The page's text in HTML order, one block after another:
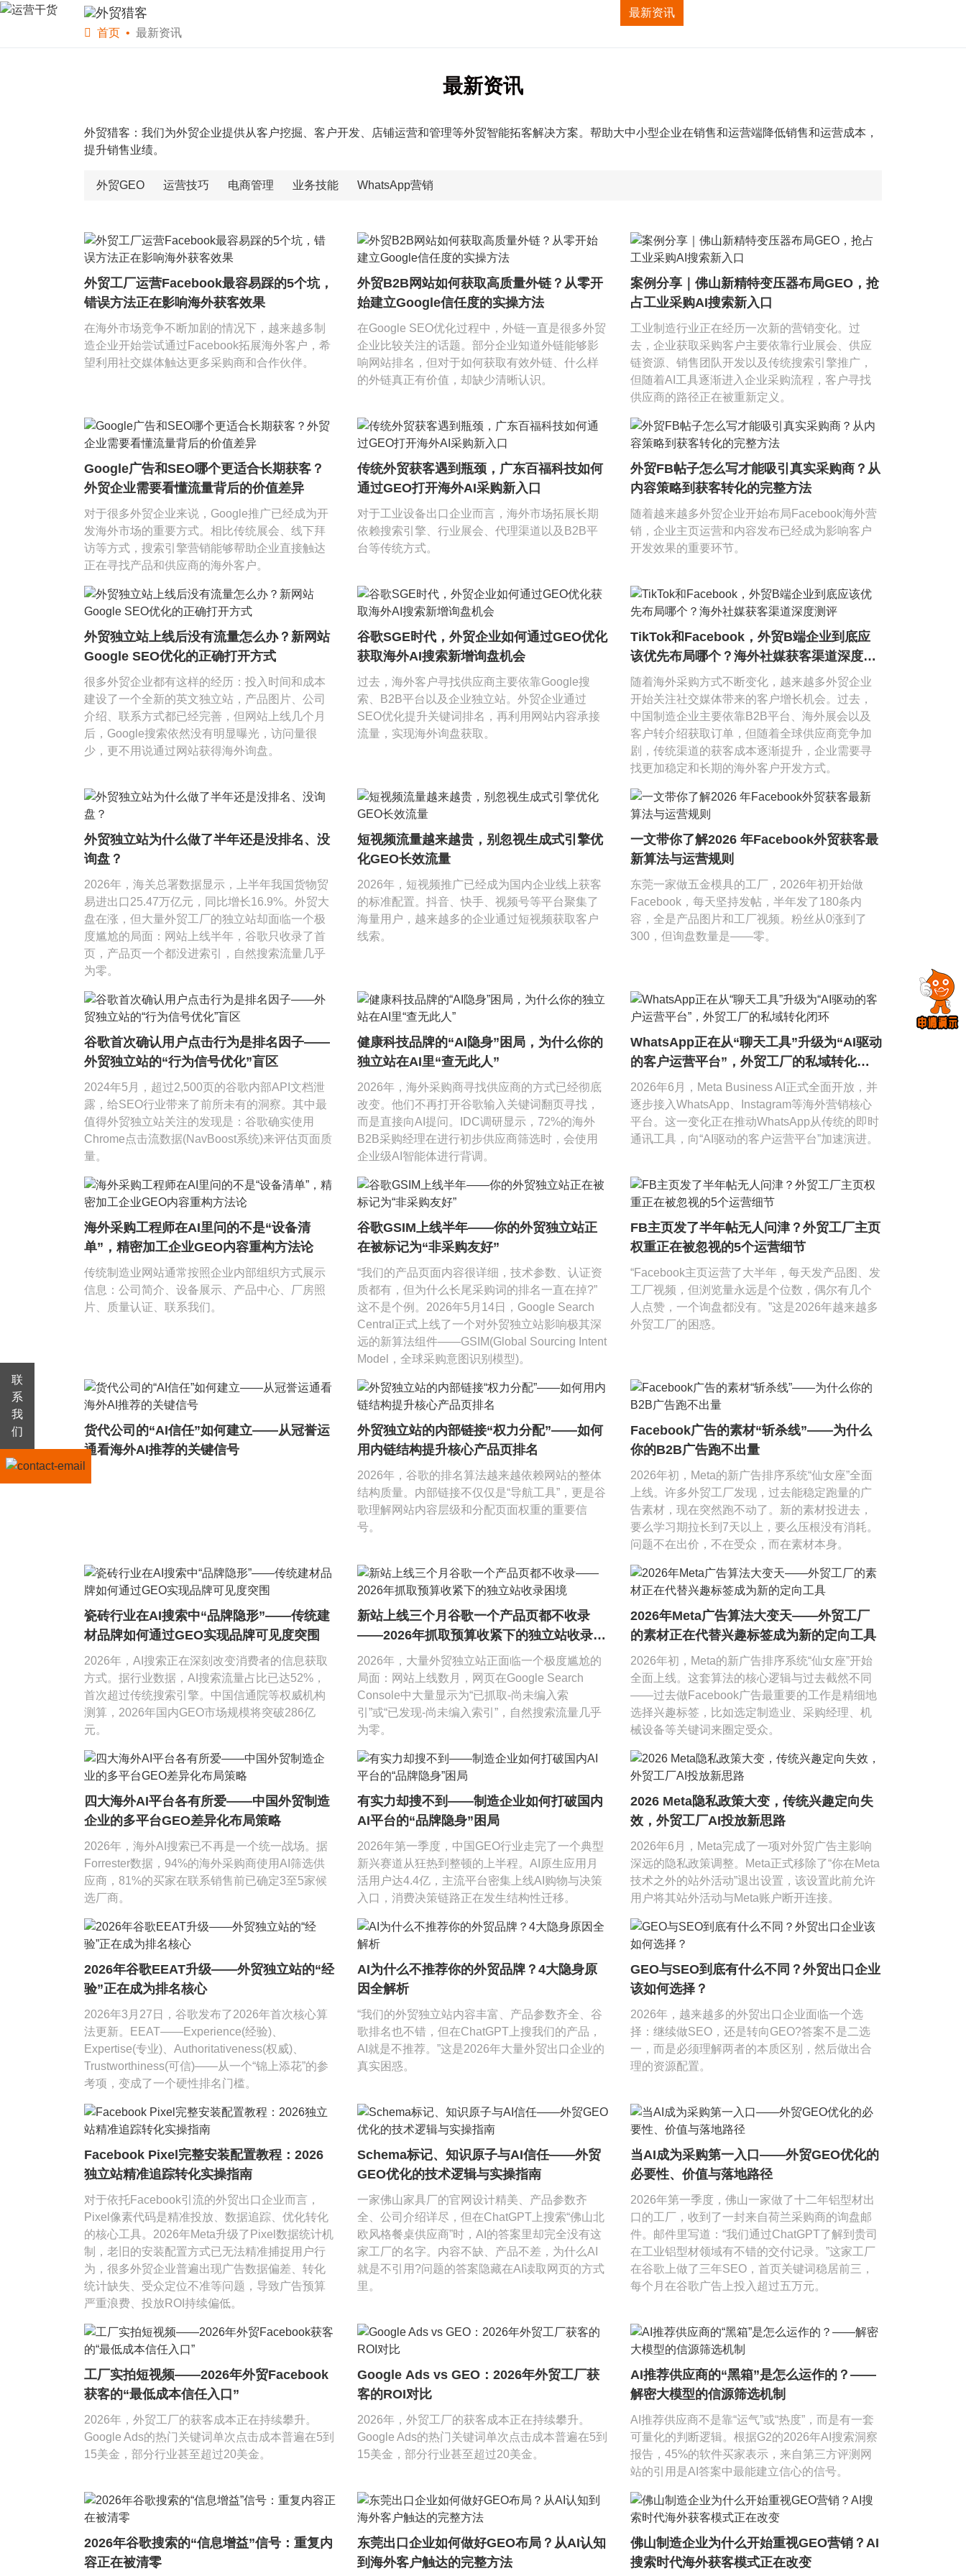
最新资讯
首页
最新资讯
最新资讯
外贸猎客：我们为外贸企业提供从客户挖掘、客户开发、店铺运营和管理等外贸智能拓客解决方案。帮助大中小型企业在销售和运营端降低销售和运营成本，
提升销售业绩。
外贸GEO 运营技巧 电商管理 业务技能 WhatsApp营销
外贸工厂运营Facebook最容易踩的5个坑，
错误方法正在影响海外获客效果
在海外市场竞争不断加剧的情况下，越来越多制
造企业开始尝试通过Facebook拓展海外客户，希
望利用社交媒体触达更多采购商和合作伙伴。
外贸B2B网站如何获取高质量外链？从零开
始建立Google信任度的实操方法
在Google SEO优化过程中，外链一直是很多外贸
企业比较关注的话题。部分企业知道外链能够影
响网站排名，但对于如何获取有效外链、什么样
的外链真正有价值，却缺少清晰认识。
案例分享｜佛山新精特变压器布局GEO，抢
占工业采购AI搜索新入口
工业制造行业正在经历一次新的营销变化。过
去，企业获取采购客户主要依靠行业展会、供应
链资源、销售团队开发以及传统搜索引擎推广，
但随着AI工具逐渐进入企业采购流程，客户寻找
供应商的路径正在被重新定义。
Google广告和SEO哪个更适合长期获客？
外贸企业需要看懂流量背后的价值差异
对于很多外贸企业来说，Google推广已经成为开
发海外市场的重要方式。相比传统展会、线下拜
访等方式，搜索引擎营销能够帮助企业直接触达
正在寻找产品和供应商的海外客户。
传统外贸获客遇到瓶颈，广东百福科技如何
通过GEO打开海外AI采购新入口
对于工业设备出口企业而言，海外市场拓展长期
依赖搜索引擎、行业展会、代理渠道以及B2B平
台等传统方式。
外贸FB帖子怎么写才能吸引真实采购商？从
内容策略到获客转化的完整方法
随着越来越多外贸企业开始布局Facebook海外营
销，企业主页运营和内容发布已经成为影响客户
开发效果的重要环节。
外贸独立站上线后没有流量怎么办？新网站
Google SEO优化的正确打开方式
很多外贸企业都有这样的经历：投入时间和成本
建设了一个全新的英文独立站，产品图片、公司
介绍、联系方式都已经完善，但网站上线几个月
后，Google搜索依然没有明显曝光，访问量很
少，更不用说通过网站获得海外询盘。
谷歌SGE时代，外贸企业如何通过GEO优化
获取海外AI搜索新增询盘机会
过去，海外客户寻找供应商主要依靠Google搜
索、B2B平台以及企业独立站。外贸企业通过
SEO优化提升关键词排名，再利用网站内容承接
流量，实现海外询盘获取。
TikTok和Facebook，外贸B端企业到底应
该优先布局哪个？海外社媒获客渠道深度测
评
随着海外采购方式不断变化，越来越多外贸企业
开始关注社交媒体带来的客户增长机会。过去，
中国制造企业主要依靠B2B平台、海外展会以及
客户转介绍获取订单，但随着全球供应商竞争加
剧，传统渠道的获客成本逐渐提升，企业需要寻
找更加稳定和长期的海外客户开发方式。
外贸独立站为什么做了半年还是没排名、没
询盘？
2026年，海关总署数据显示，上半年我国货物贸
易进出口25.47万亿元，同比增长16.9%。外贸大
盘在涨，但大量外贸工厂的独立站却面临一个极
度尴尬的局面：网站上线半年，谷歌只收录了首
页，产品页一个都没进索引，自然搜索流量几乎
为零。
短视频流量越来越贵，别忽视生成式引擎优
化GEO长效流量
2026年，短视频推广已经成为国内企业线上获客
的标准配置。抖音、快手、视频号等平台聚集了
海量用户，越来越多的企业通过短视频获取客户
线索。
一文带你了解2026 年Facebook外贸获客最
新算法与运营规则
东莞一家做五金模具的工厂，2026年初开始做
Facebook，每天坚持发帖，半年发了180条内
容，全是产品图片和工厂视频。粉丝从0涨到了
300，但询盘数量是——零。
谷歌首次确认用户点击行为是排名因子——
外贸独立站的“行为信号优化”盲区
2024年5月，超过2,500页的谷歌内部API文档泄
露，给SEO行业带来了前所未有的洞察。其中最
值得外贸独立站关注的发现是：谷歌确实使用
Chrome点击流数据(NavBoost系统)来评估页面质
量。
健康科技品牌的“AI隐身”困局，为什么你的
独立站在AI里“查无此人”
2026年，海外采购商寻找供应商的方式已经彻底
改变。他们不再打开谷歌输入关键词翻页寻找，
而是直接向AI提问。IDC调研显示，72%的海外
B2B采购经理在进行初步供应商筛选时，会使用
企业级AI智能体进行背调。
WhatsApp正在从“聊天工具”升级为“AI驱动
的客户运营平台”，外贸工厂的私域转化闭
环
2026年6月，Meta Business AI正式全面开放，并
逐步接入WhatsApp、Instagram等海外营销核心
平台。这一变化正在推动WhatsApp从传统的即时
通讯工具，向“AI驱动的客户运营平台”加速演进。
海外采购工程师在AI里问的不是“设备清
单”，精密加工企业GEO内容重构方法论
传统制造业网站通常按照企业内部组织方式展示
信息：公司简介、设备展示、产品中心、厂房照
片、质量认证、联系我们。
谷歌GSIM上线半年——你的外贸独立站正
在被标记为“非采购友好”
“我们的产品页面内容很详细，技术参数、认证资
质都有，但为什么长尾采购词的排名一直在掉?”
这不是个例。2026年5月14日，Google Search
Central正式上线了一个对外贸独立站影响极其深
远的新算法组件——GSIM(Global Sourcing Intent
Model，全球采购意图识别模型)。
FB主页发了半年帖无人问津？外贸工厂主页
权重正在被忽视的5个运营细节
“Facebook主页运营了大半年，每天发产品图、发
工厂视频，但浏览量永远是个位数，偶尔有几个
人点赞，一个询盘都没有。”这是2026年越来越多
外贸工厂的困惑。
货代公司的“AI信任”如何建立——从冠誉运
通看海外AI推荐的关键信号
外贸独立站的内部链接“权力分配”——如何
用内链结构提升核心产品页排名
2026年，谷歌的排名算法越来越依赖网站的整体
结构质量。内部链接不仅仅是“导航工具”，更是谷
歌理解网站内容层级和分配页面权重的重要信
号。
Facebook广告的素材“斩杀线”——为什么
你的B2B广告跑不出量
2026年初，Meta的新广告排序系统“仙女座”全面
上线。许多外贸工厂发现，过去能稳定跑量的广
告素材，现在突然跑不动了。新的素材投进去，
要么学习期拉长到7天以上，要么压根没有消耗。
问题不在出价，不在受众，而在素材本身。
瓷砖行业在AI搜索中“品牌隐形”——传统建
材品牌如何通过GEO实现品牌可见度突围
2026年，AI搜索正在深刻改变消费者的信息获取
方式。据行业数据，AI搜索流量占比已达52%，
首次超过传统搜索引擎。中国信通院等权威机构
测算，2026年国内GEO市场规模将突破286亿
元。
新站上线三个月谷歌一个产品页都不收录
——2026年抓取预算收紧下的独立站收录困
境
2026年，大量外贸独立站正面临一个极度尴尬的
局面：网站上线数月，网页在Google Search
Console中大量显示为“已抓取-尚未编入索
引”或“已发现-尚未编入索引”，自然搜索流量几乎
为零。
2026年Meta广告算法大变天——外贸工厂
的素材正在代替兴趣标签成为新的定向工具
2026年初，Meta的新广告排序系统“仙女座”开始
全面上线。这套算法的核心逻辑与过去截然不同
——过去做Facebook广告最重要的工作是精细地
选择兴趣标签，比如选定制造业、采购经理、机
械设备等关键词来圈定受众。
四大海外AI平台各有所爱——中国外贸制造
企业的多平台GEO差异化布局策略
2026年，海外AI搜索已不再是一个统一战场。据
Forrester数据，94%的海外采购商使用AI筛选供
应商，81%的买家在联系销售前已确定3至5家候
选厂商。
有实力却搜不到——制造企业如何打破国内
AI平台的“品牌隐身”困局
2026年第一季度，中国GEO行业走完了一个典型
新兴赛道从狂热到整顿的上半程。AI原生应用月
活用户达4.4亿，主流平台密集上线AI购物与决策
入口，消费决策链路正在发生结构性迁移。
2026 Meta隐私政策大变，传统兴趣定向失
效，外贸工厂AI投放新思路
2026年6月，Meta完成了一项对外贸广告主影响
深远的隐私政策调整。Meta正式移除了“你在Meta
技术之外的站外活动”退出设置，该设置此前允许
用户将其站外活动与Meta账户断开连接。
2026年谷歌EEAT升级——外贸独立站的“经
验”正在成为排名核心
2026年3月27日，谷歌发布了2026年首次核心算
法更新。EEAT——Experience(经验)、
Expertise(专业)、Authoritativeness(权威)、
Trustworthiness(可信)——从一个“锦上添花”的参
考项，变成了一个硬性排名门槛。
AI为什么不推荐你的外贸品牌？4大隐身原
因全解析
“我们的外贸独立站内容丰富、产品参数齐全、谷
歌排名也不错，但在ChatGPT上搜我们的产品，
AI就是不推荐。”这是2026年大量外贸出口企业的
真实困惑。
GEO与SEO到底有什么不同？外贸出口企业
该如何选择？
2026年，越来越多的外贸出口企业面临一个选
择：继续做SEO，还是转向GEO?答案不是二选
一，而是必须理解两者的本质区别，然后做出合
理的资源配置。
Facebook Pixel完整安装配置教程：2026
独立站精准追踪转化实操指南
对于依托Facebook引流的外贸出口企业而言，
Pixel像素代码是精准投放、数据追踪、优化转化
的核心工具。2026年Meta升级了Pixel数据统计机
制，老旧的安装配置方式已无法精准捕捉用户行
为，很多外贸企业普遍出现广告数据偏差、转化
统计缺失、受众定位不准等问题，导致广告预算
严重浪费、投放ROI持续偏低。
Schema标记、知识原子与AI信任——外贸
GEO优化的技术逻辑与实操指南
一家佛山家具厂的官网设计精美、产品参数齐
全、公司介绍详尽，但在ChatGPT上搜索“佛山北
欧风格餐桌供应商”时，AI的答案里却完全没有这
家工厂的名字。内容不缺、产品不差，为什么AI
就是不引用?问题的答案隐藏在AI读取网页的方式
里。
当AI成为采购第一入口——外贸GEO优化的
必要性、价值与落地路径
2026年第一季度，佛山一家做了十二年铝型材出
口的工厂，收到了一封来自荷兰采购商的询盘邮
件。邮件里写道：“我们通过ChatGPT了解到贵司
在工业铝型材领域有不错的交付记录。”这家工厂
在谷歌上做了三年SEO，首页关键词稳居前三，
每个月在谷歌广告上投入超过五万元。
工厂实拍短视频——2026年外贸Facebook
获客的“最低成本信任入口”
2026年，外贸工厂的获客成本正在持续攀升。
Google Ads的热门关键词单次点击成本普遍在5到
15美金，部分行业甚至超过20美金。
Google Ads vs GEO：2026年外贸工厂获
客的ROI对比
2026年，外贸工厂的获客成本正在持续攀升。
Google Ads的热门关键词单次点击成本普遍在5到
15美金，部分行业甚至超过20美金。
AI推荐供应商的“黑箱”是怎么运作的？——
解密大模型的信源筛选机制
AI推荐供应商不是靠“运气”或“热度”，而是有一套
可量化的判断逻辑。根据G2的2026年AI搜索洞察
报告，45%的软件买家表示，来自第三方评测网
站的引用是AI答案中最能建立信心的信号。
2026年谷歌搜索的“信息增益”信号：重复内
容正在被清零
东莞出口企业如何做好GEO布局？从AI认知
到海外客户触达的完整方法
佛山制造企业为什么开始重视GEO营销？AI
搜索时代海外获客模式正在改变
联
系
我
们